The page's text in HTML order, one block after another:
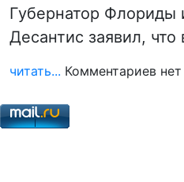
Губернатор Флориды
Десантис заявил,
читать... Комментариев нет